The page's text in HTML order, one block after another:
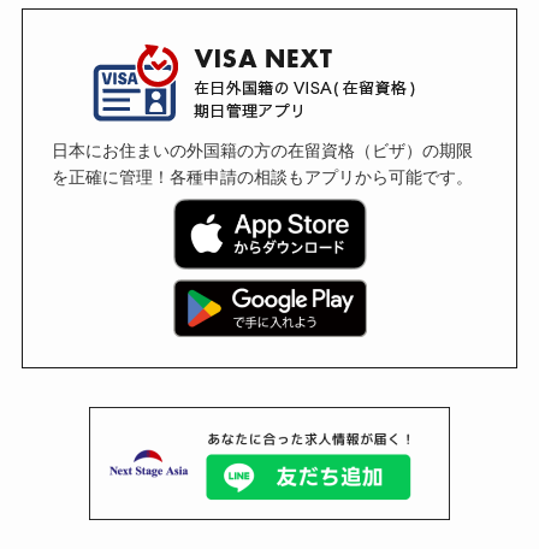
日本にお住まいの外国籍の方の在留資格（ビザ）の期限
を正確に管理！各種申請の相談もアプリから可能です。